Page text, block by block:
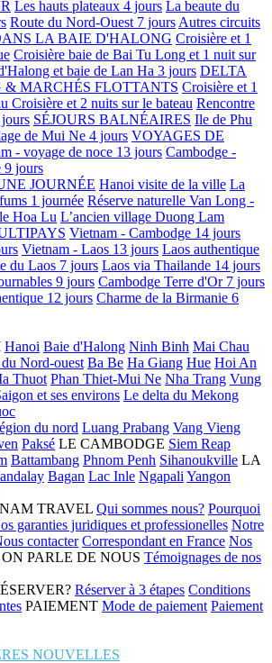
Les hauts plateaux 4 jours La beaute du
Route du Nord-Ouest 7 jours Autres circuits
LA BAIE D'HALONG Croisière et 1
Croisière baie de Bai Tu Long et 1 nuit sur
et baie de Lan Ha 3 jours DELTA
MARCHÉS FLOTTANTS Croisière et 1
Croisière et 2 nuits sur le bateau Rencontre
SÉJOURS BALNÉAIRES Ile de Phu
de Mui Ne 4 jours VOYAGES DE
- voyage de noce 13 jours Cambodge -
9 jours
JOURNÉE Hanoi visite de la ville La
1 journée Réserve naturelle Van Long -
Hoa Lu L’ancien village Duong Lam
Vietnam - Cambodge 14 jours
Vietnam - Laos 13 jours Laos authentique
du Laos 7 jours Laos via Thailande 14 jours
9 jours Cambodge Terre d'Or 7 jours
12 jours Charme de la Birmanie 6
Hanoi Baie d'Halong Ninh Binh Mai Chau
Nord-ouest Ba Be Ha Giang Hue Hoi An
Thuot Phan Thiet-Mui Ne Nha Trang Vung
et ses environs Le delta du Mekong
du nord Luang Prabang Vang Vieng
Paksé LE CAMBODGE Siem Reap
Battambang Phnom Penh Sihanoukville LA
Bagan Lac Inle Ngapali Yangon
TRAVEL Qui sommes nous? Pourquoi
garanties juridiques et professionelles Notre
contacter Correspondant en France Nos
ON PARLE DE NOUS Témoignages de nos
Réserver à 3 étapes Conditions
PAIEMENT Mode de paiement Paiement
NOUVELLES